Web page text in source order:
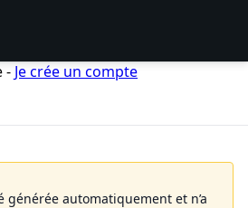
- Je crée un compte
générée automatiquement et n’a